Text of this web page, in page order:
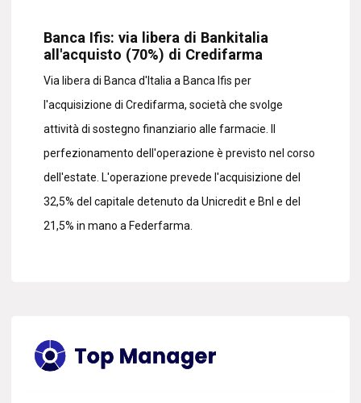
Banca Ifis: via libera di Bankitalia
all'acquisto (70%) di Credifarma
Via libera di Banca d'Italia a Banca Ifis per
l'acquisizione di Credifarma, società che svolge
attività di sostegno finanziario alle farmacie. Il
perfezionamento dell'operazione è previsto nel corso
dell'estate. L'operazione prevede l'acquisizione del
32,5% del capitale detenuto da Unicredit e Bnl e del
21,5% in mano a Federfarma.